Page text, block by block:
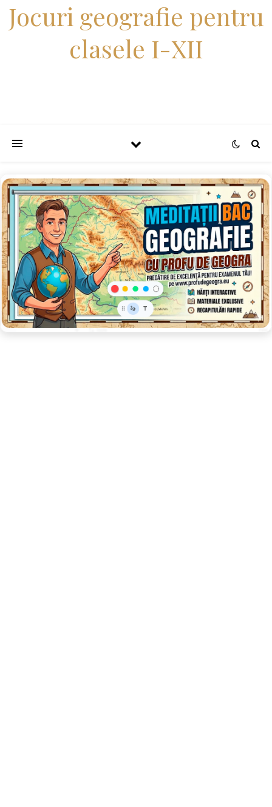
Jocuri geografie pentru
clasele I-XII